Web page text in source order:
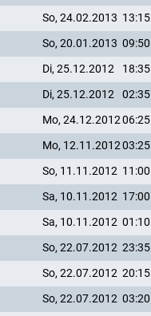
So, 24.02.2013 13:15
So, 20.01.2013 09:50
Di, 25.12.2012 18:35
Di, 25.12.2012 02:35
Mo, 24.12.201206:25
Mo, 12.11.201203:25
So, 11.11.2012 11:00
Sa, 10.11.2012 17:00
Sa, 10.11.2012 01:10
So, 22.07.2012 23:35
So, 22.07.2012 20:15
So, 22.07.2012 03:20